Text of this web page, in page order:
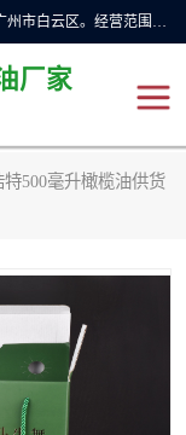
广州维圣橄榄油有限公司成立于2013年，注册地位于广州市白云区。经营范围包括饲料原料销售;畜牧渔业饲料销售;化妆品批发;贸易经纪;食品进出口等，主要产品有：橄榄果渣油，橄榄油，纯橄榄油等。
厂家
特500毫升橄榄油供货